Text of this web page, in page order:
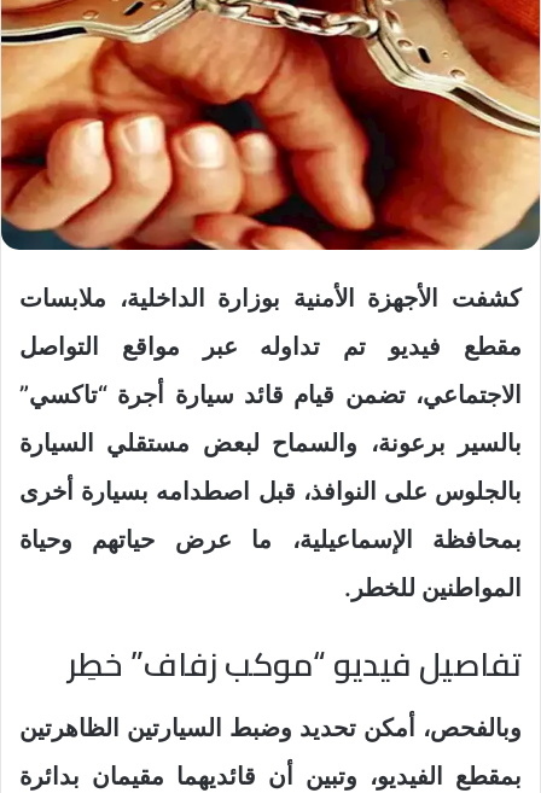
كشفت الأجهزة الأمنية بوزارة الداخلية، ملابسات
مقطع فيديو تم تداوله عبر مواقع التواصل
الاجتماعي، تضمن قيام قائد سيارة أجرة “تاكسي”
بالسير برعونة، والسماح لبعض مستقلي السيارة
بالجلوس على النوافذ، قبل اصطدامه بسيارة أخرى
بمحافظة الإسماعيلية، ما عرض حياتهم وحياة
المواطنين للخطر.
تفاصيل فيديو “موكب زفاف” خطِر
وبالفحص، أمكن تحديد وضبط السيارتين الظاهرتين
بمقطع الفيديو، وتبين أن قائديهما مقيمان بدائرة